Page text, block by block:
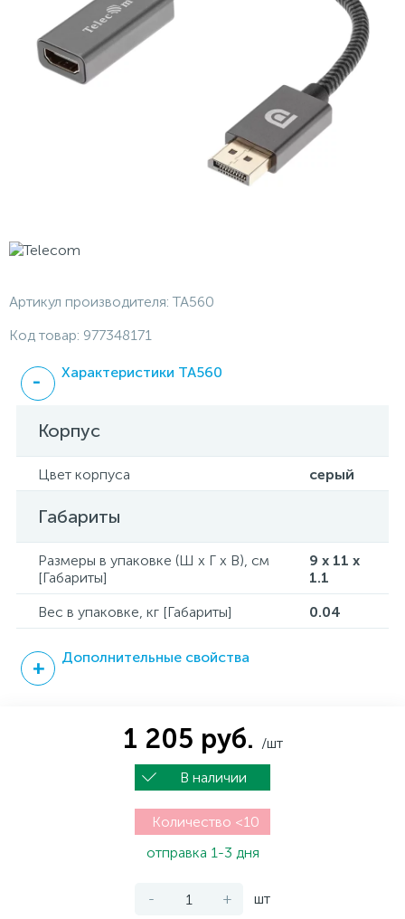
Артикул производителя:TA560
Код товар: 977348171
Характеристики TA560
Корпус
Цвет корпуса серый
Габариты
Размеры в упаковке (Ш x Г x В), см
[Габариты]
9 x 11 x
1.1
Вес в упаковке, кг [Габариты]
0.04
Дополнительные свойства
1 205 руб. /шт
В наличии
Количество <10
отправка 1-3 дня
- + шт